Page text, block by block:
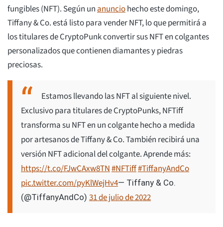
fungibles (NFT). Según unanunciohecho este domingo,
Tiffany & Co. está listo para vender NFT, lo que permitirá a
los titulares de CryptoPunk convertir sus NFT en colgantes
personalizados que contienen diamantes y piedras
preciosas.
Estamos llevando las NFT al siguiente nivel.
Exclusivo para titulares de CryptoPunks, NFTiff
transforma su NFT en un colgante hecho a medida
por artesanos de Tiffany & Co. También recibirá una
versión NFT adicional del colgante. Aprende más:
https://t.co/FJwCAxw8TN#NFTiff#TiffanyAndCo
pic.twitter.com/pyKlWejHv4— Tiffany & Co.
(@TiffanyAndCo) 31 de julio de 2022